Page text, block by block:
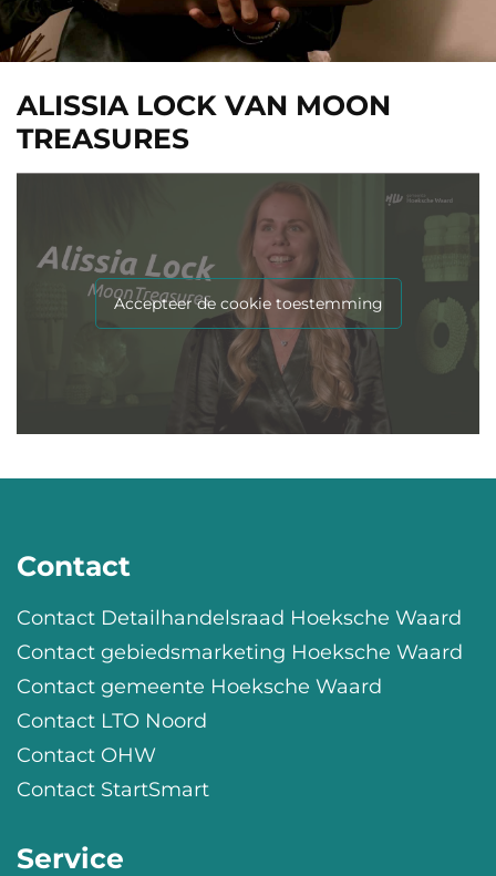
ALISSIA LOCK VAN MOON
TREASURES
Accepteer de cookie toestemming
Contact
Contact Detailhandelsraad Hoeksche Waard
Contact gebiedsmarketing Hoeksche Waard
Contact gemeente Hoeksche Waard
Contact LTO Noord
Contact OHW
Contact StartSmart
Service